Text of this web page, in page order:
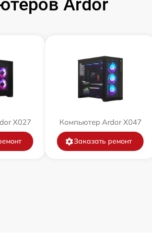
Ardor
X027 Компьютер Ardor X047
Заказать ремонт